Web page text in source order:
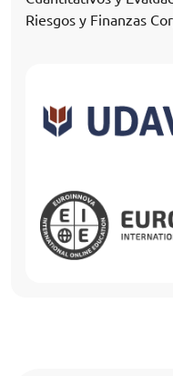
Riesgos y Finanzas